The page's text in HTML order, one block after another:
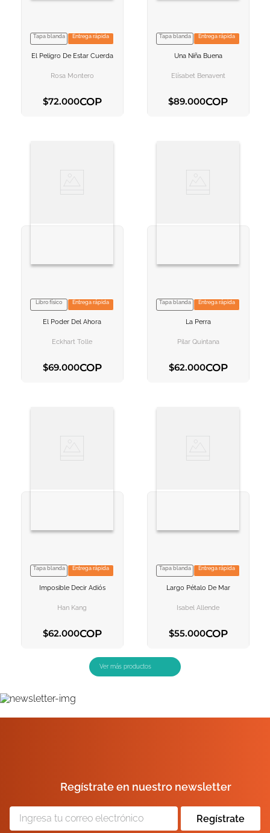
VER INFORMACION
Tapa blanda Entrega rápida
El Peligro De Estar Cuerda
Rosa Montero
$72.000COP
VER INFORMACION
Tapa blanda Entrega rápida
Una Niña Buena
Elísabet Benavent
$89.000COP
VER INFORMACION
Libro físico Entrega rápida
El Poder Del Ahora
Eckhart Tolle
$69.000COP
VER INFORMACION
Tapa blanda Entrega rápida
La Perra
Pilar Quintana
$62.000COP
VER INFORMACION
Tapa blanda Entrega rápida
Imposible Decir Adiós
Han Kang
$62.000COP
AGREGAR AL CARRITO
VER INFORMACION
Tapa blanda Entrega rápida
Largo Pétalo De Mar
Isabel Allende
$55.000COP
AGREGAR AL CARRITO
Regístrate en nuestro newsletter
Regístrate